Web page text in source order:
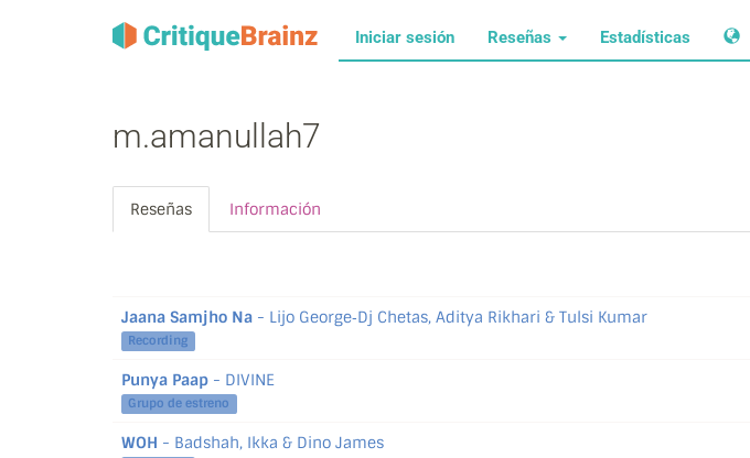
Iniciar sesión Reseñas Estadísticas
m.amanullah7
Reseñas Información
Jaana Samjho Na - Lijo George‐Dj Chetas, Aditya Rikhari & Tulsi Kumar
Recording
Punya Paap - DIVINE
Grupo de estreno
WOH - Badshah, Ikka & Dino James